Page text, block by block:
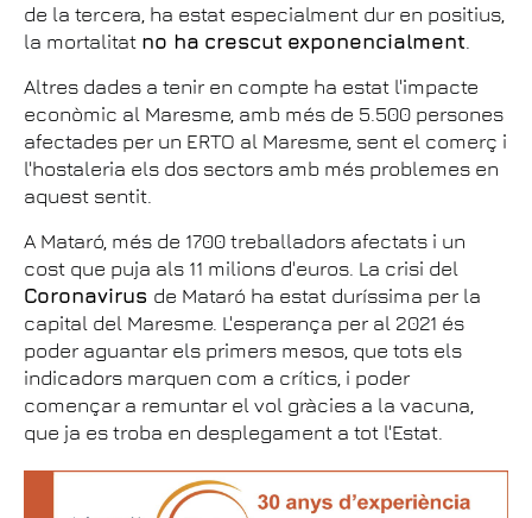
de la tercera, ha estat especialment dur en positius,
la mortalitat no ha crescut exponencialment.
Altres dades a tenir en compte ha estat l'impacte
econòmic al Maresme, amb més de 5.500 persones
afectades per un ERTO al Maresme, sent el comerç i
l'hostaleria els dos sectors amb més problemes en
aquest sentit.
A Mataró, més de 1700 treballadors afectats i un
cost que puja als 11 milions d'euros. La crisi del
Coronavirus de Mataró ha estat duríssima per la
capital del Maresme. L'esperança per al 2021 és
poder aguantar els primers mesos, que tots els
indicadors marquen com a crítics, i poder
començar a remuntar el vol gràcies a la vacuna,
que ja es troba en desplegament a tot l'Estat.